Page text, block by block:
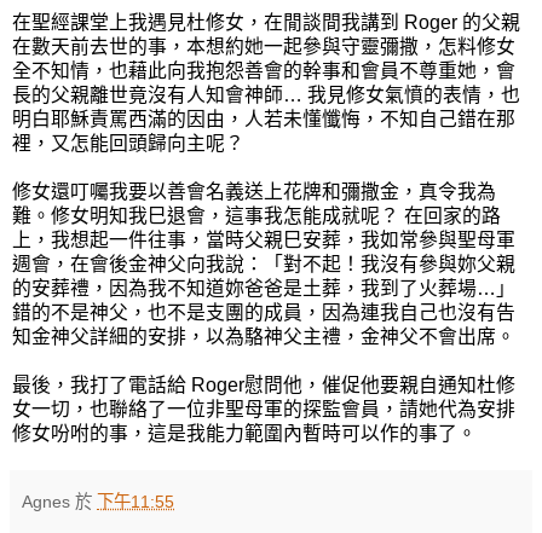
在聖經課堂上我遇見杜修女，在閒談間我講到 Roger 的父親
在數天前去世的事，本想約她一起參與守靈彌撒，怎料修女
全不知情，也藉此向我抱怨善會的幹事和會員不尊重她，會
長的父親離世竟沒有人知會神師… 我見修女氣憤的表情，也
明白耶穌責罵西滿的因由，人若未懂懺悔，不知自己錯在那
裡，又怎能回頭歸向主呢？
修女還叮囑我要以善會名義送上花牌和彌撒金，真令我為
難。修女明知我巳退會，這事我怎能成就呢？ 在回家的路
上，我想起一件往事，當時父親巳安葬，我如常參與聖母軍
週會，在會後金神父向我說：「對不起！我沒有參與妳父親
的安葬禮，因為我不知道妳爸爸是土葬，我到了火葬場…」
錯的不是神父，也不是支團的成員，因為連我自己也沒有告
知金神父詳細的安排，以為駱神父主禮，金神父不會出席。
最後，我打了電話給 Roger慰問他，催促他要親自通知杜修
女一切，也聯絡了一位非聖母軍的探監會員，請她代為安排
修女吩咐的事，這是我能力範圍內暫時可以作的事了。
Agnes 於 下午11:55